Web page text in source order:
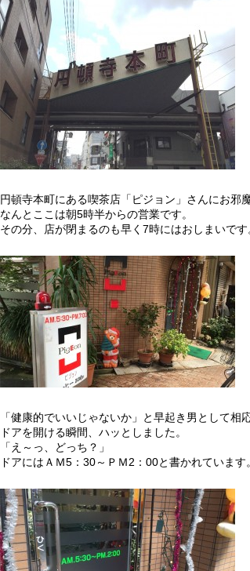
円頓寺本町にある喫茶店「ピジョン」さんにお邪
なんとここは朝5時半からの営業です。
その分、店が閉まるのも早く7時にはおしまいです
「健康的でいいじゃないか」と早起き男として相
ドアを開ける瞬間、ハッとしました。
「え～っ、どっち？」
ドアにはＡＭ5：30～ＰＭ2：00と書かれています。